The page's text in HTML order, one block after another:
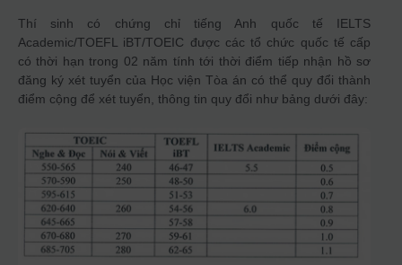
Thí sinh có chứng chỉ tiếng Anh quốc tế IELTS
Academic/TOEFL iBT/TOEIC được các tổ chức quốc tế cấp
có thời hạn trong 02 năm tính tới thời điểm tiếp nhận hồ sơ
đăng ký xét tuyển của Học viện Tòa án có thể quy đổi thành
điểm cộng để xét tuyển, thông tin quy đổi như bảng dưới đây: